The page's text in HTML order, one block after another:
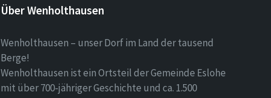
Über Wenholthausen
Wenholthausen – unser Dorf im Land der tausend
Berge!
Wenholthausen ist ein Ortsteil der Gemeinde Eslohe
mit über 700-jähriger Geschichte und ca. 1.500